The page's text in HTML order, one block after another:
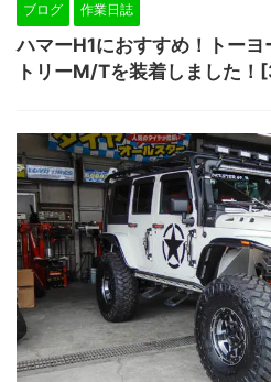
ブログ 作業日誌
ハマーH1におすすめ！トー
トリーM/Tを装着しました